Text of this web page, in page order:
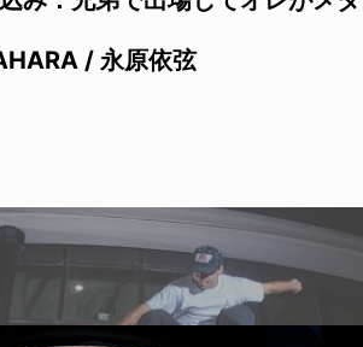
/ 永原依弦